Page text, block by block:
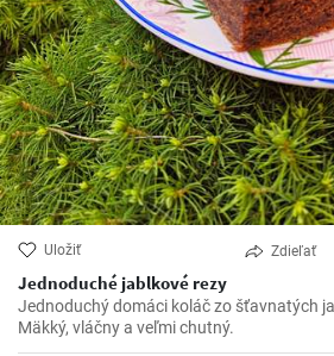
Uložiť Zdieľať
Jednoduché jablkové rezy
Jednoduchý domáci koláč zo šťavnatých
Mäkký, vláčny a veľmi chutný.